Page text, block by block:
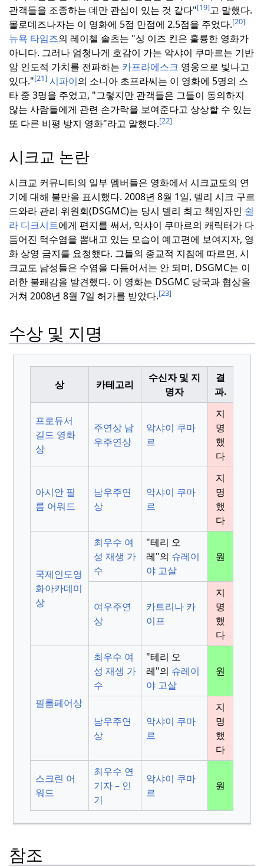
관객들을 조종하는 데만 관심이 있는 것 같다"[19]고 말했다.
몰로데즈나자는 이 영화에 5점 만점에 2.5점을 주었다.[20]
뉴욕 타임즈의 레이첼 솔츠는 "싱 이즈 킨은 훌륭한 영화가
아니다. 그러나 엄청나게 호감이 가는 악샤이 쿠마르는 기반
암 인도적 가치를 전파하는 카프라에스크 영웅으로 빛나고
있다."[21] 시파이의 소니아 초프라씨는 이 영화에 5명의 스
타 중 3명을 주었고, "그렇지만 관객들은 그들이 동의하지
않는 사람들에게 관련 손가락을 보여준다고 상상할 수 있는
또 다른 비평 방지 영화"라고 말했다.[22]
시크교 논란
시크교 커뮤니티의 일부 멤버들은 영화에서 시크교도의 연
기에 대해 불만을 표시했다. 2008년 8월 1일, 델리 시크 구르
드와라 관리 위원회(DSGMC)는 당시 델리 최고 책임자인 쉴
라 디크시트에게 편지를 써서, 악샤이 쿠마르의 캐릭터가 다
듬어진 턱수염을 뽐내고 있는 모습이 예고편에 보여지자, 영
화 상영 금지를 요청했다. 그들의 종교적 지침에 따르면, 시
크교도 남성들은 수염을 다듬어서는 안 되며, DSGMC는 이
러한 불쾌감을 발견했다. 이 영화는 DSGMC 당국과 협상을
거쳐 2008년 8월 7일 허가를 받았다.[23]
수상 및 지명
상 카테고리
수신자 및 지
명자
결
과.
프로듀서
길드 영화
상
주연상 남
우주연상
악샤이 쿠마
르
지
명
했
다
아시안 필
름 어워드
남우주연
상
악샤이 쿠마
르
지
명
했
다
국제인도영
화아카데미
상
최우수 여
성 재생 가
수
"테리 오
레"의 슈레이
야 고살
원
여우주연
상
카트리나 카
이프
지
명
했
다
필름페어상
최우수 여
성 재생 가
수
"테리 오
레"의 슈레이
야 고살
원
남우주연
상
악샤이 쿠마
르
지
명
했
다
스크린 어
워드
최우수 연
기자 – 인
기
악샤이 쿠마
르
원
참조